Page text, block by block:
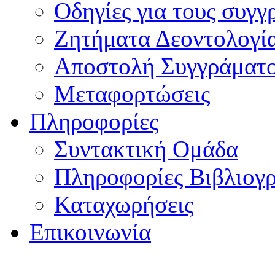
Οδηγίες για τους
Ζητήματα
Αποστολή
Μεταφορτώσεις
Πληροφορίες
Συντακτική Ομάδα
Πληροφορίες
Καταχωρήσεις
Επικοινωνία